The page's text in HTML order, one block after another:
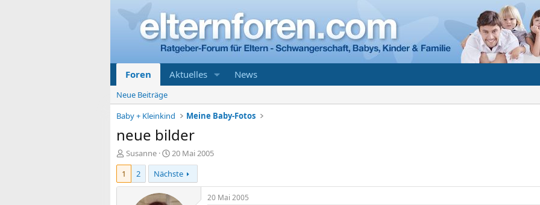
Foren Aktuelles News
Neue Beiträge
Baby + Kleinkind
Meine Baby-Fotos
neue bilder
E
r
t
Susanne
E
r
s
t
e
20 Mai 2005
1
2 Nächste
20 Mai 2005